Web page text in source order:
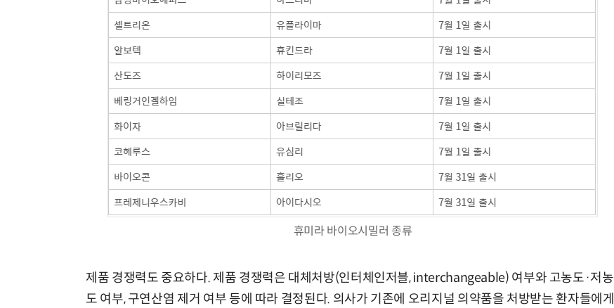
휴미라 바이오시밀러 종류
제품 경쟁력도 중요하다. 제품 경쟁력은 대체처방(인터체인저블, interchangeable) 여부와 고농도·저농
도 여부, 구연산염 제거 여부 등에 따라 결정된다. 의사가 기존에 오리지널 의약품을 처방받는 환자들에게